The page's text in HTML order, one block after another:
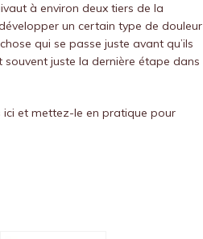
à environ deux tiers de la
un certain type de douleur
qui se passe juste avant qu’ils
souvent juste la dernière étape dans
et mettez-le en pratique pour